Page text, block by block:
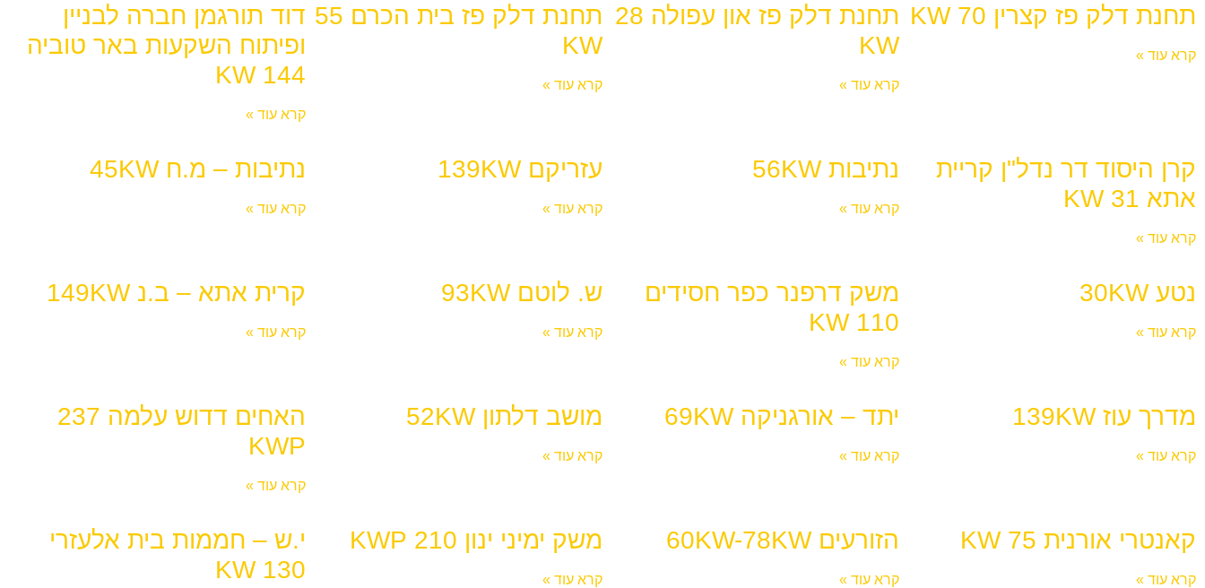
תחנת דלק פז קצרין 70 KW
קרא עוד »
תחנת דלק פז און עפולה 28
KW
קרא עוד »
תחנת דלק פז בית הכרם 55
KW
קרא עוד »
דוד תורגמן חברה לבניין
ופיתוח השקעות באר טוביה
144 KW
קרא עוד »
קרן היסוד דר נדל"ן קריית
אתא 31 KW
קרא עוד »
נתיבות 56KW
קרא עוד »
עזריקם 139KW
קרא עוד »
נתיבות – מ.ח 45KW
קרא עוד »
נטע 30KW
קרא עוד »
משק דרפנר כפר חסידים
110 KW
קרא עוד »
ש. לוטם 93KW
קרא עוד »
קרית אתא – ב.נ 149KW
קרא עוד »
מדרך עוז 139KW
קרא עוד »
יתד – אורגניקה 69KW
קרא עוד »
מושב דלתון 52KW
קרא עוד »
האחים דדוש עלמה 237
KWP
קרא עוד »
קאנטרי אורנית 75 KW
קרא עוד »
הזורעים 60KW-78KW
קרא עוד »
משק ימיני ינון 210 KWP
קרא עוד »
י.ש – חממות בית אלעזרי
130 KW